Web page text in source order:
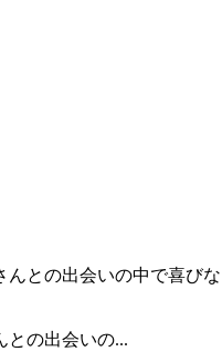
との出会いの...